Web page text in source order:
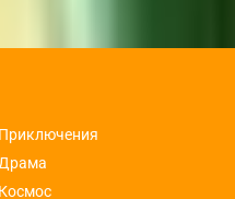
Приключения
Драма
Космос